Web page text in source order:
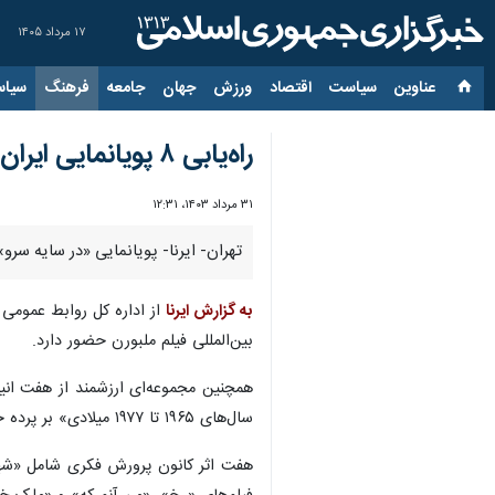
۱۷ مرداد ۱۴۰۵
عناوین‌ سیاست اقتصاد ورزش جهان جامعه فرهنگ
راه‌یابی ۸ پویانمایی ایران به جشنواره ملبورن
۳۱ مرداد ۱۴۰۳، ۱۲:۳۱